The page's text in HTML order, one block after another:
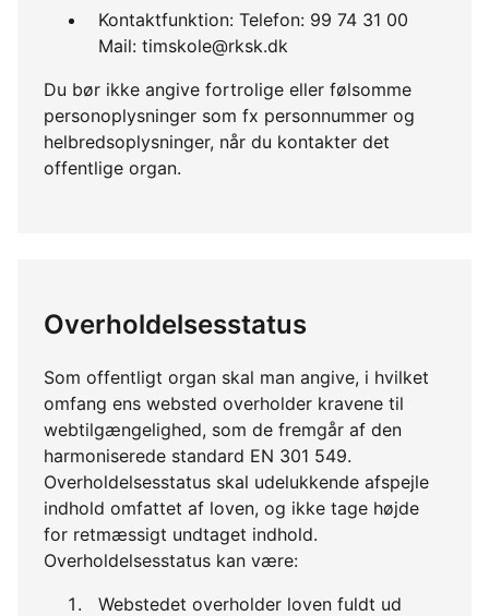
Kontaktfunktion: Telefon: 99 74 31 00
Mail: timskole@rksk.dk
Du bør ikke angive fortrolige eller følsomme
personoplysninger som fx personnummer og
helbredsoplysninger, når du kontakter det
offentlige organ.
Overholdelsesstatus
Som offentligt organ skal man angive, i hvilket
omfang ens websted overholder kravene til
webtilgængelighed, som de fremgår af den
harmoniserede standard EN 301 549.
Overholdelsesstatus skal udelukkende afspejle
indhold omfattet af loven, og ikke tage højde
for retmæssigt undtaget indhold.
Overholdelsesstatus kan være:
Webstedet overholder loven fuldt ud